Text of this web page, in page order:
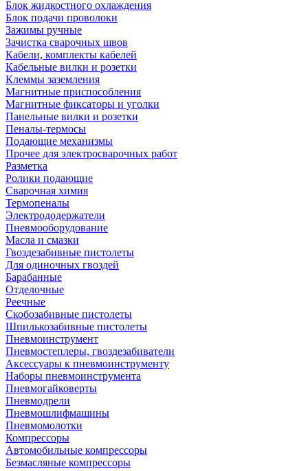
Блок жидкостного охлаждения
Блок подачи проволоки
Зажимы ручные
Зачистка сварочных швов
Кабели, комплекты кабелей
Кабельные вилки и розетки
Клеммы заземления
Магнитные приспособления
Магнитные фиксаторы и уголки
Панельные вилки и розетки
Пеналы-термосы
Подающие механизмы
Прочее для электросварочных работ
Разметка
Ролики подающие
Сварочная химия
Термопеналы
Электрододержатели
Пневмооборудование
Масла и смазки
Гвоздезабивные пистолеты
Для одиночных гвоздей
Барабанные
Отделочные
Реечные
Скобозабивные пистолеты
Шпилькозабивные пистолеты
Пневмоинструмент
Пневмостеплеры, гвоздезабиватели
Аксессуары к пневмоинструменту
Наборы пневмоинструмента
Пневмогайковерты
Пневмодрели
Пневмошлифмашины
Пневмомолотки
Компрессоры
Автомобильные компрессоры
Безмасляные компрессоры